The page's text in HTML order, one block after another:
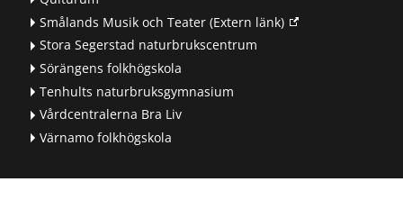
Smålands Musik och Teater(Extern länk)
Stora Segerstad naturbrukscentrum
Sörängens folkhögskola
Tenhults naturbruksgymnasium
Vårdcentralerna Bra Liv
Värnamo folkhögskola